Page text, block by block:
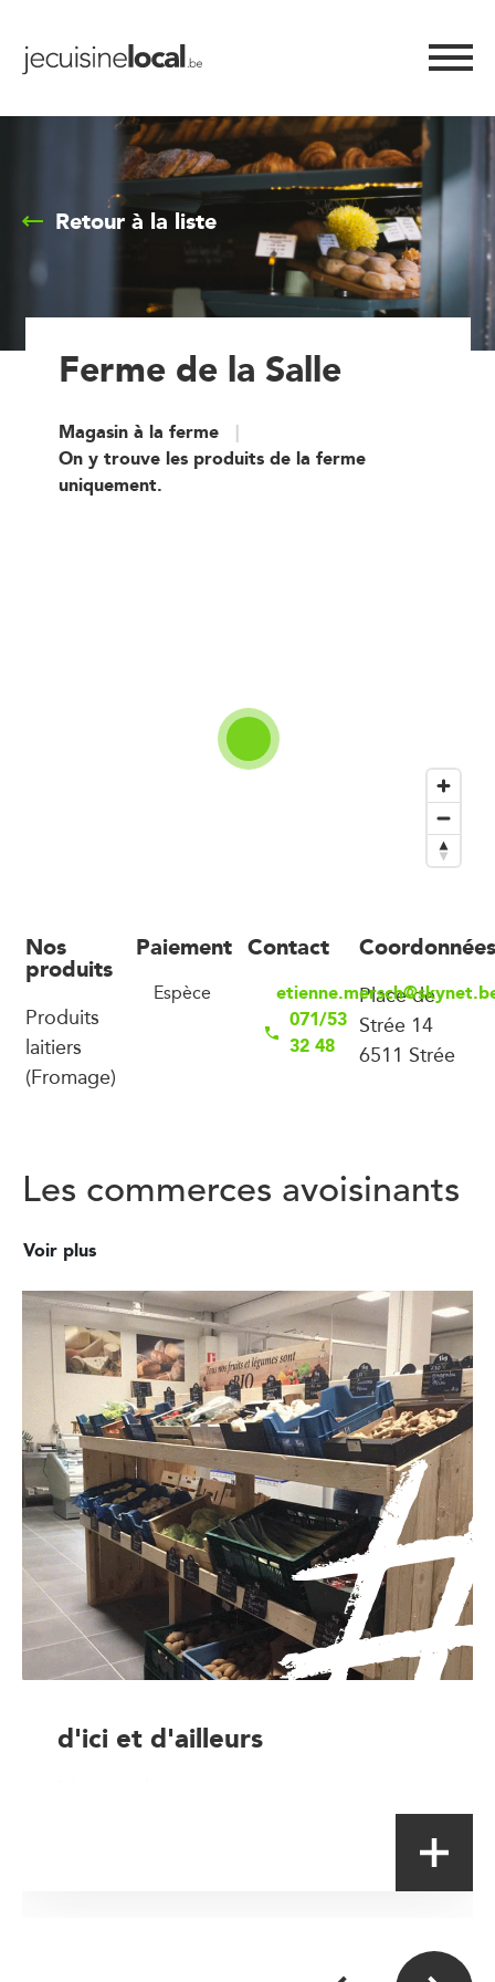
Retour à la liste
Ferme de la Salle
Magasin à la ferme
On y trouve les produits de la ferme
uniquement.
Nos
produits
Produits
laitiers
(Fromage)
Paiement
Espèce
Contact
071/53
32 48
Coordonnées
Place de
Strée 14
6511 Strée
Les commerces avoisinants
Voir plus
d'ici et d'ailleurs